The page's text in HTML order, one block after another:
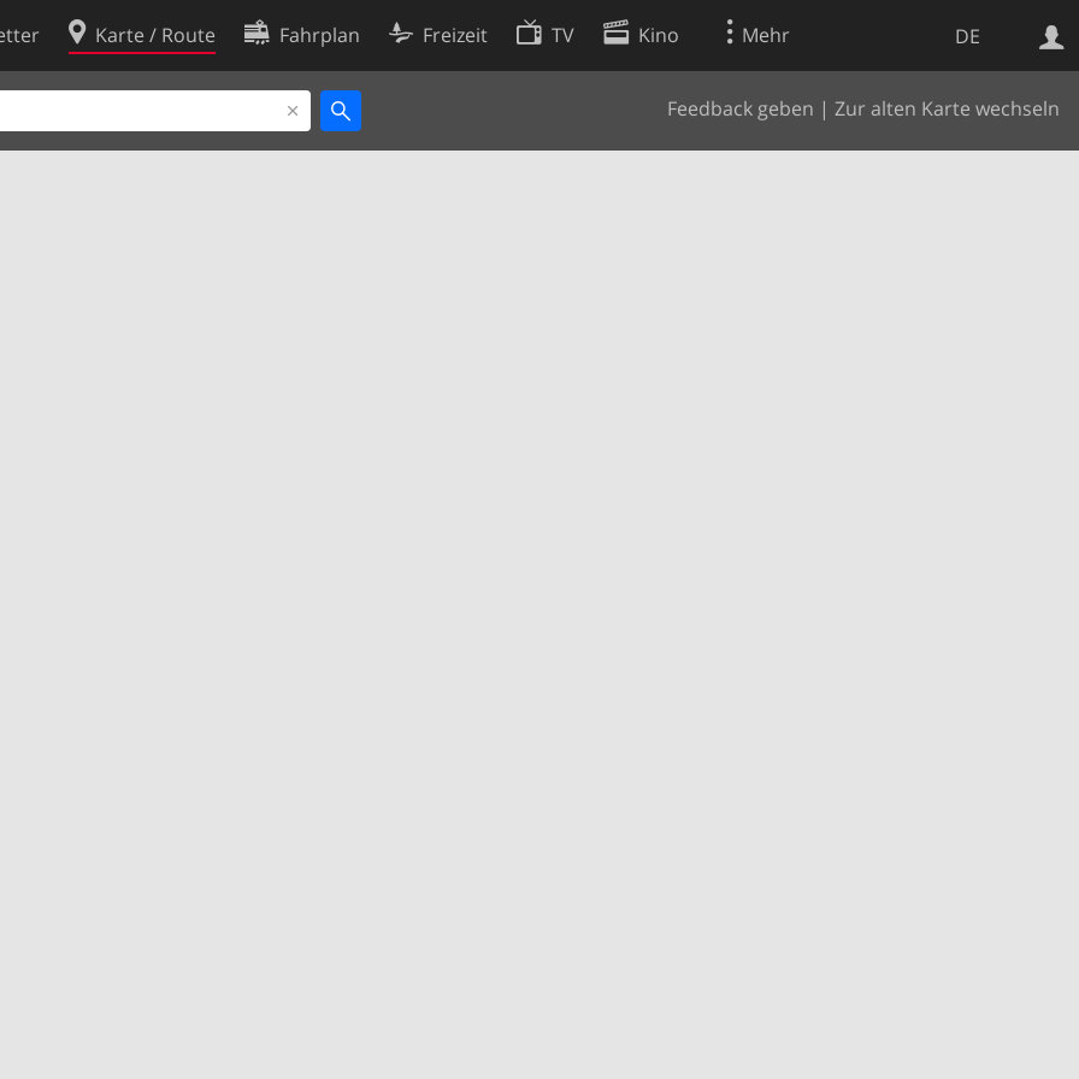
DE
Karte / Route Fahrplan Freizeit TV Kino Mehr
Feedback geben | Zur alten Karte wechseln
Websuche
Cookie-Richtlinie
Cookie-Einstellungen